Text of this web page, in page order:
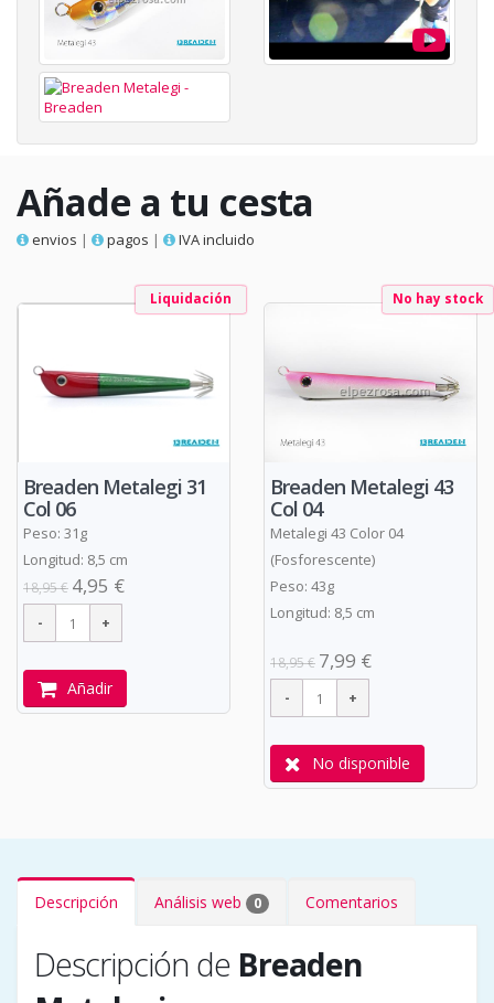
Añade a tu cesta
envios | pagos | IVA incluido
Liquidación
Breaden Metalegi 31
Col 06
Peso: 31g
Longitud: 8,5 cm
18,95 € 4,95 €
Añadir
No hay stock
Breaden Metalegi 43
Col 04
Metalegi 43 Color 04
(Fosforescente)
Peso: 43g
Longitud: 8,5 cm
18,95 € 7,99 €
No disponible
Descripción Análisis web 0 Comentarios
Descripción de Breaden